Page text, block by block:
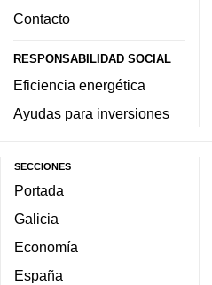
Contacto
RESPONSABILIDAD SOCIAL
Eficiencia energética
Ayudas para inversiones
SECCIONES
Portada
Galicia
Economía
España